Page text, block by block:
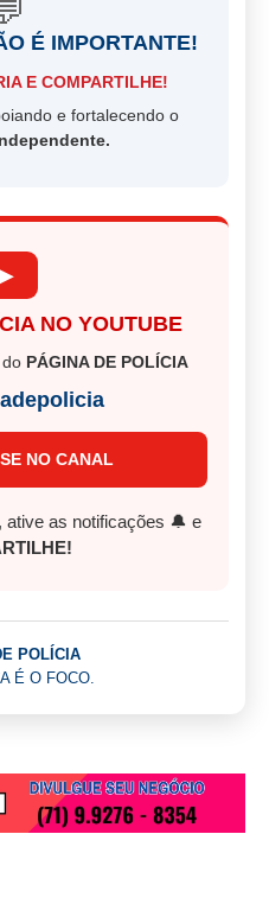
É IMPORTANTE!
E COMPARTILHE!
e fortalecendo o
NO YOUTUBE
PÁGINA DE POLÍCIA
NO CANAL
, ative as notificações 🔔 e
POLÍCIA
É O FOCO.